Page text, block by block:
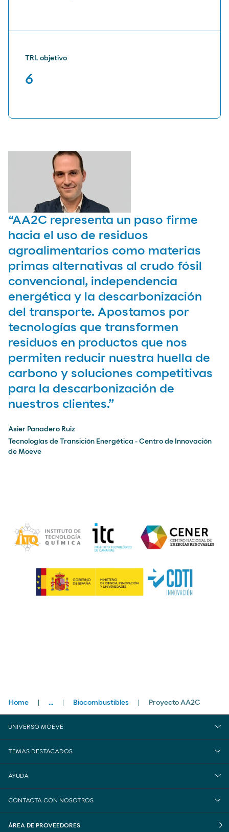
TRL objetivo
6
“AA2C representa un paso firme
hacia el uso de residuos
agroalimentarios como materias
primas alternativas al crudo fósil
convencional, independencia
energética y la descarbonización
del transporte. Apostamos por
tecnologías que transformen
residuos en productos que nos
permiten reducir nuestra huella de
carbono y soluciones competitivas
para la descarbonización de
nuestros clientes.”
Asier Panadero Ruiz
Tecnologías de Transición Energética - Centro de Innovación
de Moeve
Breadcrumbs
Home ... Biocombustibles Proyecto AA2C
UNIVERSO MOEVE
TEMAS DESTACADOS
AYUDA
CONTACTA CON NOSOTROS
ÁREA DE PROVEEDORES